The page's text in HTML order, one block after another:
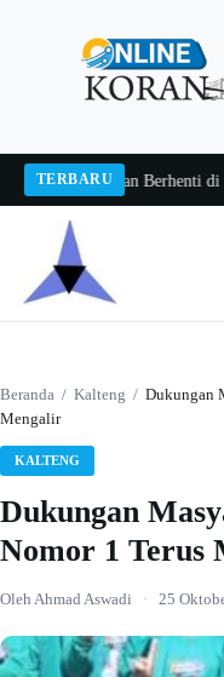
TERBARU
Jangan Berhenti di
Beranda / Kalteng / Dukungan
Mengalir
KALTENG
Dukungan
Nomor 1 Terus
Oleh Ahmad Aswadi · 25